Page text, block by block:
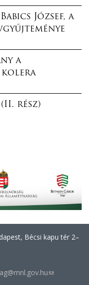
József, a
a
kolera
rész)
Bécsi kapu tér 2–
(link